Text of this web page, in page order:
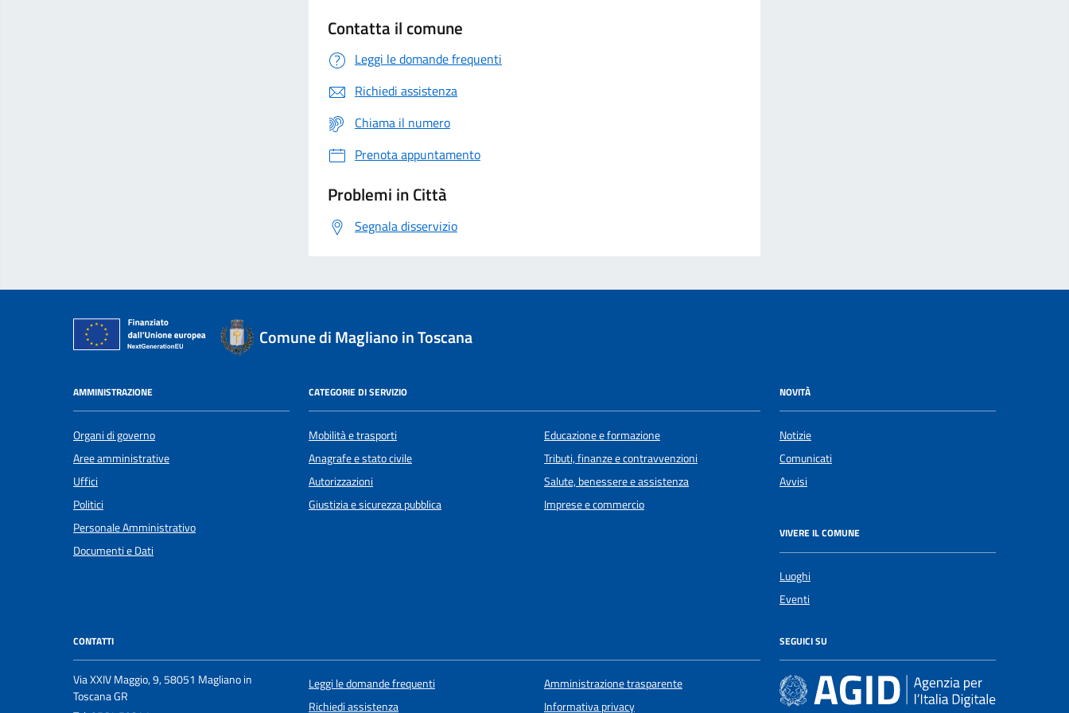
Contatta il comune
Leggi le domande frequenti
Richiedi assistenza
Chiama il numero
Prenota appuntamento
Problemi in Città
Segnala disservizio
Comune di Magliano in Toscana
AMMINISTRAZIONE
Organi di governo
Aree amministrative
Uffici
Politici
Personale Amministrativo
Documenti e Dati
CATEGORIE DI SERVIZIO
Mobilità e trasporti
Anagrafe e stato civile
Autorizzazioni
Giustizia e sicurezza pubblica
Educazione e formazione
Tributi, finanze e contravvenzioni
Salute, benessere e assistenza
Imprese e commercio
NOVITÀ
Notizie
Comunicati
Avvisi
VIVERE IL COMUNE
Luoghi
Eventi
CONTATTI
Via XXIV Maggio, 9, 58051 Magliano in
Toscana GR
Leggi le domande frequenti
Richiedi assistenza
Amministrazione trasparente
Informativa privacy
SEGUICI SU